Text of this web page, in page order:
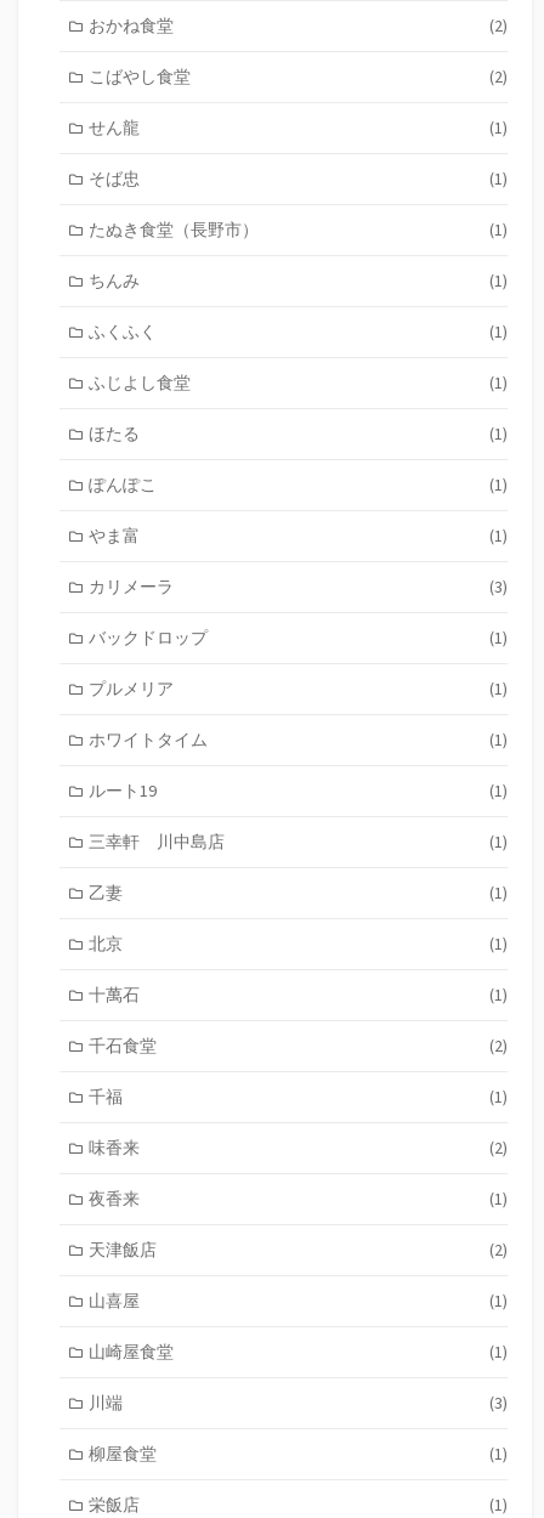
おかね食堂 (2)
こばやし食堂 (2)
せん龍 (1)
そば忠 (1)
たぬき食堂（長野市） (1)
ちんみ (1)
ふくふく (1)
ふじよし食堂 (1)
ほたる (1)
ぽんぽこ (1)
やま富 (1)
カリメーラ (3)
バックドロップ (1)
プルメリア (1)
ホワイトタイム (1)
ルート19 (1)
三幸軒 川中島店 (1)
乙妻 (1)
北京 (1)
十萬石 (1)
千石食堂 (2)
千福 (1)
味香来 (2)
夜香来 (1)
天津飯店 (2)
山喜屋 (1)
山崎屋食堂 (1)
川端 (3)
柳屋食堂 (1)
栄飯店 (1)